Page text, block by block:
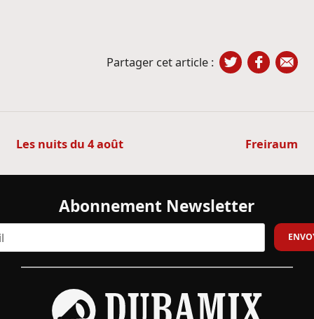
Partager cet article :
de
l’article
Les nuits du 4 août Freiraum
Abonnement Newsletter